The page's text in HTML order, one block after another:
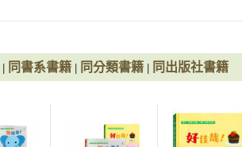
同書系書籍 同分類書籍 同出版社書籍